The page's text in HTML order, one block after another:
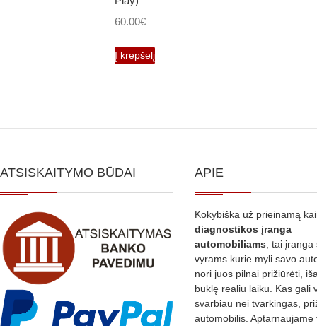
60.00€
Į krepšelį
ATSISKAITYMO BŪDAI APIE
Kokybiška už prieinamą
diagnostikos įranga
automobiliams , tai
vyrams kurie myli savo
nori juos pilnai prižiūrėti,
būklę realiu laiku. Kas gali
svarbiau nei tvarkingas,
automobilis. Aptarnaujame